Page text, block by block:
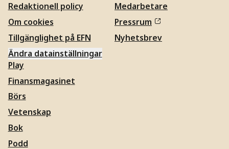
Redaktionell policy
Om cookies
Tillgänglighet på EFN
Ändra datainställningar
Medarbetare
Pressrum
Nyhetsbrev
Play
Finansmagasinet
Börs
Vetenskap
Bok
Podd